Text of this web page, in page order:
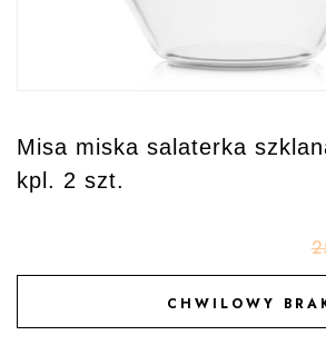
Misa miska salaterka
kpl. 2 szt.
CHWILOWY
DODAJ DO